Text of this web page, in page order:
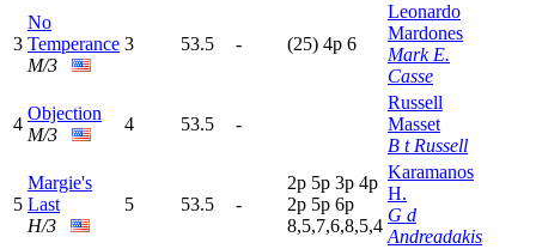
3
No
Temperance
M/3
3 53.5 - (25) 4p 6
Leonardo
Mardones
Mark E.
Casse
4
Objection
M/3
4 53.5 -
Russell
Masset
B t Russell
5
Margie's
Last
H/3
5 53.5 -
2p 5p 3p 4p
2p 5p 6p
8,5,7,6,8,5,4
Karamanos
H.
G d
Andreadakis